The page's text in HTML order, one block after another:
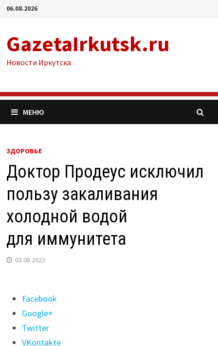
Перейти
06.08.2026
GazetaIrkutsk.ru
Новости Иркутска
МЕНЮ
ЗДОРОВЬЕ
Доктор Продеус исключил
пользу закаливания
холодной водой
для иммунитета
03.08.2022
Поделиться
"Доктор
Продеус
исключил
Facebook
Google+
Twitter
VKontakte